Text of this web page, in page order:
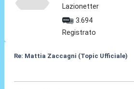
Lazionetter
3.694
Registrato
Re: Mattia Zaccagni (Topic Ufficiale)